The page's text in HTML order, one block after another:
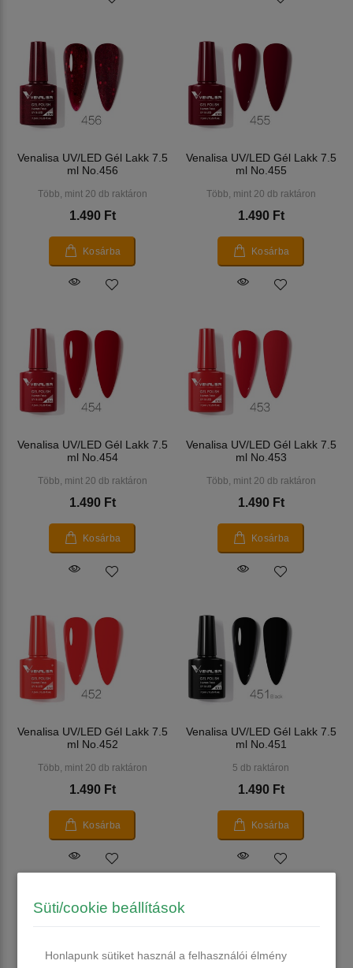
Venalisa UV/LED Gél Lakk 7.5
ml No.456
Több, mint 20 db raktáron
1.490 Ft
Kosárba
Venalisa UV/LED Gél Lakk 7.5
ml No.455
Több, mint 20 db raktáron
1.490 Ft
Kosárba
Venalisa UV/LED Gél Lakk 7.5
ml No.454
Több, mint 20 db raktáron
1.490 Ft
Kosárba
Venalisa UV/LED Gél Lakk 7.5
ml No.453
Több, mint 20 db raktáron
1.490 Ft
Kosárba
Venalisa UV/LED Gél Lakk 7.5
ml No.452
Több, mint 20 db raktáron
1.490 Ft
Kosárba
Venalisa UV/LED Gél Lakk 7.5
ml No.451
5 db raktáron
1.490 Ft
Kosárba
Süti/cookie beállítások
Honlapunk sütiket használ a felhasználói élmény